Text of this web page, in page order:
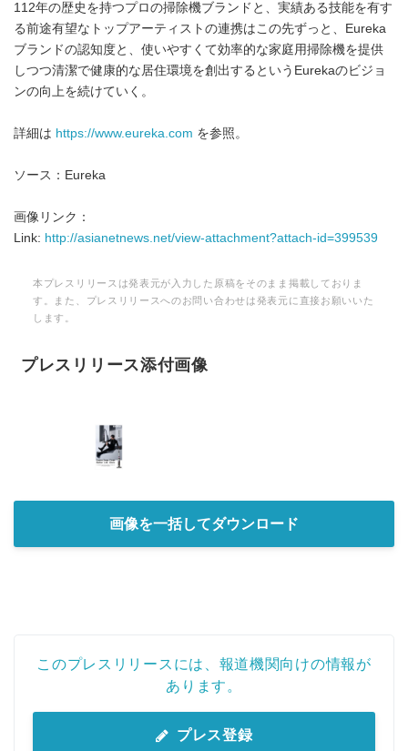
112年の歴史を持つプロの掃除機ブランドと、実績ある技能を有す
る前途有望なトップアーティストの連携はこの先ずっと、Eureka
ブランドの認知度と、使いやすくて効率的な家庭用掃除機を提供
しつつ清潔で健康的な居住環境を創出するというEurekaのビジョ
ンの向上を続けていく。
詳細は https://www.eureka.com を参照。
ソース：Eureka
画像リンク：
Link: http://asianetnews.net/view-attachment?attach-id=399539
本プレスリリースは発表元が入力した原稿をそのまま掲載しておりま
す。また、プレスリリースへのお問い合わせは発表元に直接お願いいた
します。
プレスリリース添付画像
画像を一括してダウンロード
このプレスリリースには、報道機関向けの情報が
あります。
プレス登録